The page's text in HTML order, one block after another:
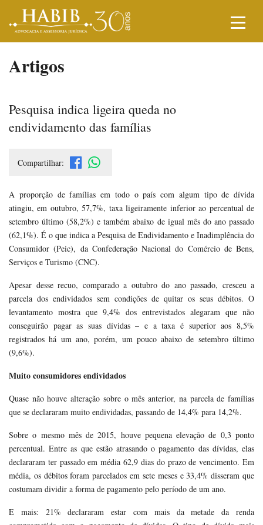
Artigos
Pesquisa indica ligeira queda no
endividamento das famílias
Compartilhar:
A proporção de famílias em todo o país com algum tipo de dívida
atingiu, em outubro, 57,7%, taxa ligeiramente inferior ao percentual de
setembro último (58,2%) e também abaixo de igual mês do ano passado
(62,1%). É o que indica a Pesquisa de Endividamento e Inadimplência do
Consumidor (Peic), da Confederação Nacional do Comércio de Bens,
Serviços e Turismo (CNC).
Apesar desse recuo, comparado a outubro do ano passado, cresceu a
parcela dos endividados sem condições de quitar os seus débitos. O
levantamento mostra que 9,4% dos entrevistados alegaram que não
conseguirão pagar as suas dívidas – e a taxa é superior aos 8,5%
registrados há um ano, porém, um pouco abaixo de setembro último
(9,6%).
Muito consumidores endividados
Quase não houve alteração sobre o mês anterior, na parcela de famílias
que se declararam muito endividadas, passando de 14,4% para 14,2%.
Sobre o mesmo mês de 2015, houve pequena elevação de 0,3 ponto
percentual. Entre as que estão atrasando o pagamento das dívidas, elas
declararam ter passado em média 62,9 dias do prazo de vencimento. Em
média, os débitos foram parcelados em sete meses e 33,4% disseram que
costumam dividir a forma de pagamento pelo período de um ano.
E mais: 21% declararam estar com mais da metade da renda